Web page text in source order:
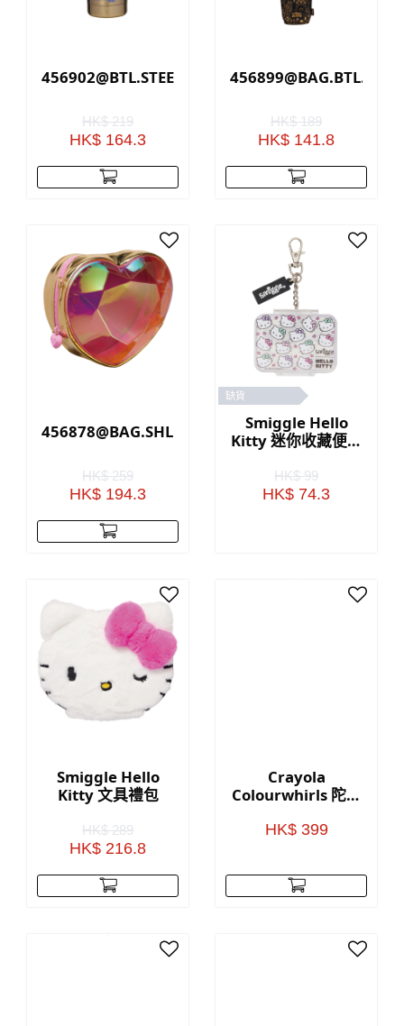
456902@BTL.STEEL.SLEEK.RADIANT.LF(GOLD)
HK$ 219
HK$ 164.3
HK$ 189
HK$ 141.8
456878@BAG.SHLDR.HEART.RADIANT(GOLD)
HK$ 259
HK$ 194.3
缺貨
Smiggle Hello
Kitty 迷你收藏便當
HK$ 99
HK$ 74.3
Smiggle Hello
Kitty 文具禮包
HK$ 289
HK$ 216.8
Crayola
Colourwhirls 陀螺
HK$ 399